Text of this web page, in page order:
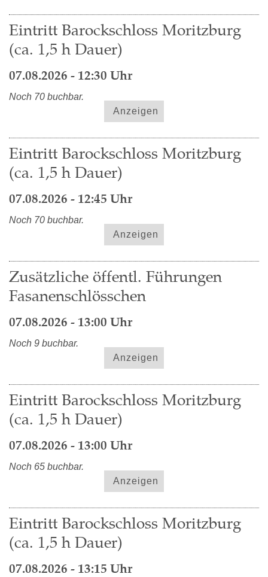
Eintritt Barockschloss Moritzburg
(ca. 1,5 h Dauer)
07.08.2026 - 12:30 Uhr
Noch 70 buchbar.
Anzeigen
Eintritt Barockschloss Moritzburg
(ca. 1,5 h Dauer)
07.08.2026 - 12:45 Uhr
Noch 70 buchbar.
Anzeigen
Zusätzliche öffentl. Führungen
Fasanenschlösschen
07.08.2026 - 13:00 Uhr
Noch 9 buchbar.
Anzeigen
Eintritt Barockschloss Moritzburg
(ca. 1,5 h Dauer)
07.08.2026 - 13:00 Uhr
Noch 65 buchbar.
Anzeigen
Eintritt Barockschloss Moritzburg
(ca. 1,5 h Dauer)
07.08.2026 - 13:15 Uhr